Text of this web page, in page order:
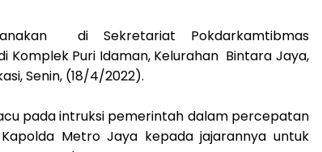
di Sekretariat Pokdarkamtibmas
Komplek Puri Idaman, Kelurahan Bintara Jaya,
Senin, (18/4/2022).
pada intruksi pemerintah dalam percepatan
Metro Jaya kepada jajarannya untuk